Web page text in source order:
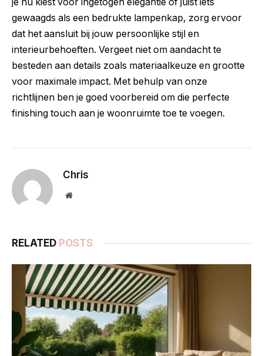
gewaagds als een bedrukte lampenkap, zorg ervoor
dat het aansluit bij jouw persoonlijke stijl en
interieurbehoeften. Vergeet niet om aandacht te
besteden aan details zoals materiaalkeuze en grootte
voor maximale impact. Met behulp van onze
richtlijnen ben je goed voorbereid om die perfecte
finishing touch aan je woonruimte toe te voegen.
Chris
Website
RELATED POSTS